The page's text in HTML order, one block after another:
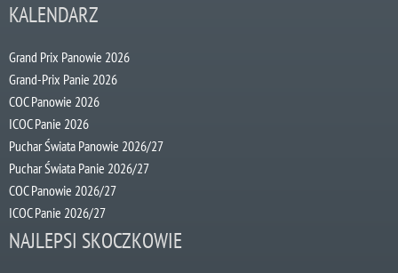
KALENDARZ
Grand Prix Panowie 2026
Grand-Prix Panie 2026
COC Panowie 2026
ICOC Panie 2026
Puchar Świata Panowie 2026/27
Puchar Świata Panie 2026/27
COC Panowie 2026/27
ICOC Panie 2026/27
NAJLEPSI SKOCZKOWIE